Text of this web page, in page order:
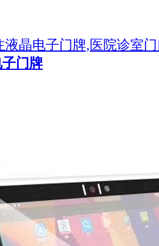
液晶电子门牌,医院诊室
门牌